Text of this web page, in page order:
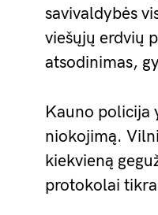
savivaldybės
viešųjų erdvių
atsodinimas,
Kauno policija
niokojimą.
kiekvieną
protokolai